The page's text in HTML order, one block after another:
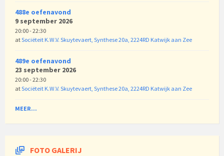
488e oefenavond
9 september 2026
20:00 - 22:30
atSociëteit K.W.V. Skuytevaert, Synthese 20a, 2224RD Katwijk aan Zee
489e oefenavond
23 september 2026
20:00 - 22:30
atSociëteit K.W.V. Skuytevaert, Synthese 20a, 2224RD Katwijk aan Zee
MEER...
FOTO GALERIJ